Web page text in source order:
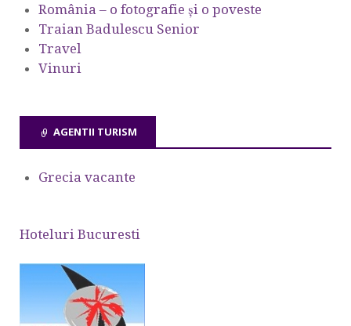
România – o fotografie şi o poveste
Traian Badulescu Senior
Travel
Vinuri
AGENTII TURISM
Grecia vacante
Hoteluri Bucuresti